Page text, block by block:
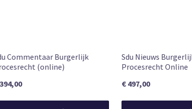
Commentaar Burgerlijk
(online)
Sdu Nieuws
Procesrecht Online
€ 497,00